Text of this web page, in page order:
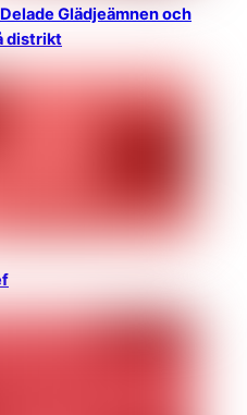
Glädjeämnen och
distrikt